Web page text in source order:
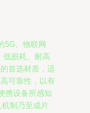
5G、物联网
低损耗、耐高
首选材质，适
可靠性，以有
携设备所感知
制乃至成片